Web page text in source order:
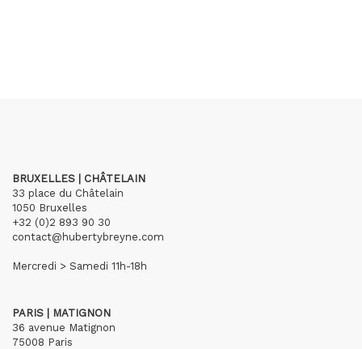
BRUXELLES | CHÂTELAIN
33 place du Châtelain
1050 Bruxelles
+32 (0)2 893 90 30
contact@hubertybreyne.com
Mercredi > Samedi 11h-18h
PARIS | MATIGNON
36 avenue Matignon
75008 Paris